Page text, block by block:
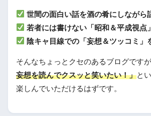
世間の面白い話を酒の肴にしながら
若者には書けない「昭和＆平成視点
陰キャ目線での「妄想＆ツッコミ」
そんなちょっとクセのあるブログですが
妄想を読んでクスッと笑いたい！」と
楽しんでいただけるはずです。